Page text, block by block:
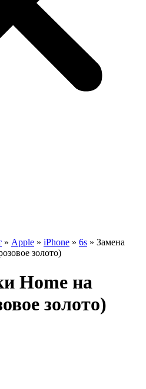
» Apple » iPhone » 6s » Замена
золото)
Home на
золото)